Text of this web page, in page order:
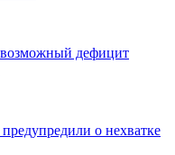
дефицит
о нехватке